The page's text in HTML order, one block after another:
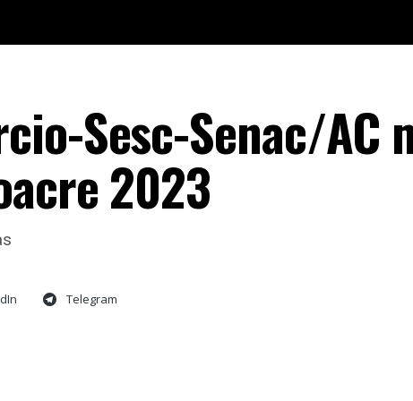
Sesc-Senac/AC
2023
Telegram